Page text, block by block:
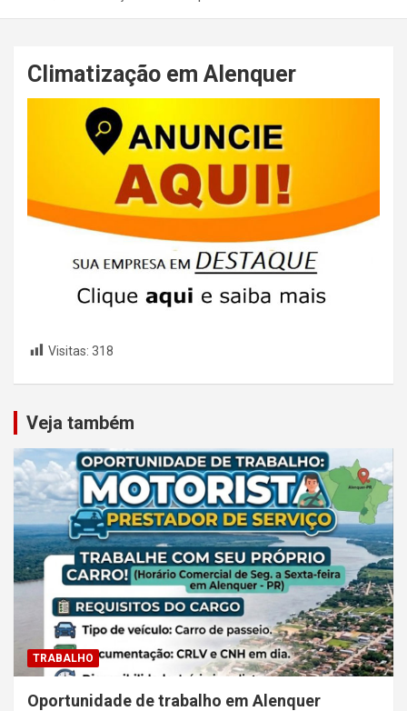
Climatização em Alenquer
Visitas: 318
Veja também
TRABALHO
Oportunidade de trabalho em Alenquer